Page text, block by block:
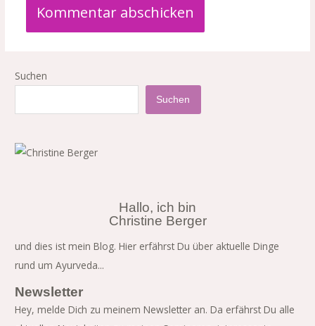
Suchen
Suchen
Hallo, ich bin
Christine Berger
und dies ist mein Blog. Hier erfährst Du über aktuelle Dinge
rund um Ayurveda...
Newsletter
Hey, melde Dich zu meinem Newsletter an. Da erfährst Du alle